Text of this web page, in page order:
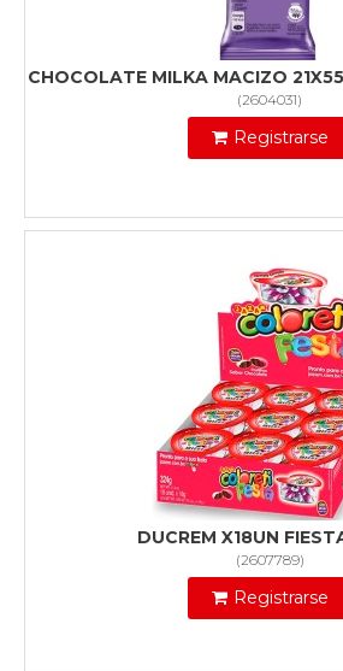
CHOCOLATE MILKA MACIZO
(2604031)
Registrarse
DUCREM X18UN
(2607789)
Registrarse